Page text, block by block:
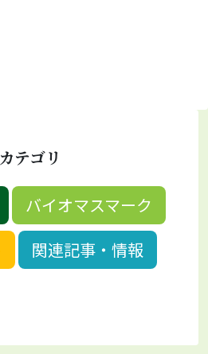
カテゴリ
バイオマスマーク
関連記事・情報